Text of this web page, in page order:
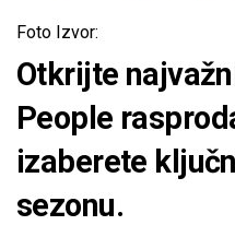
Foto Izvor:
Otkrijte
People
izaberete
sezonu.